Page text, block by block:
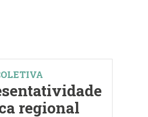
regional